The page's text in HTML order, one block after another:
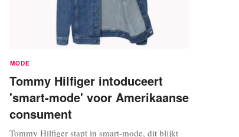
MODE
Tommy Hilfiger intoduceert
'smart-mode' voor Amerikaanse
consument
Tommy Hilfiger stapt in smart-mode, dit blijkt